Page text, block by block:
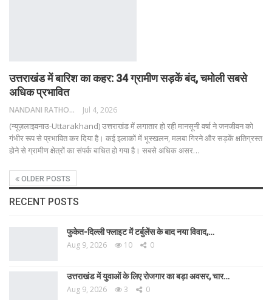
उत्तराखंड में बारिश का कहर: 34 ग्रामीण सड़कें बंद, चमोली सबसे
अधिक प्रभावित
NANDANI RATHORE Jul 4, 2026
(न्यूज़लाइवनाउ-Uttarakhand) उत्तराखंड में लगातार हो रही मानसूनी वर्षा ने जनजीवन को
गंभीर रूप से प्रभावित कर दिया है। कई इलाकों में भूस्खलन, मलबा गिरने और सड़कें क्षतिग्रस्त
होने से ग्रामीण क्षेत्रों का संपर्क बाधित हो गया है। सबसे अधिक असर…
OLDER POSTS
RECENT POSTS
फुकेत-दिल्ली फ्लाइट में टर्बुलेंस के बाद नया विवाद,…
Aug 9, 2026 10 0
उत्तराखंड में युवाओं के लिए रोजगार का बड़ा अवसर, चार…
Aug 9, 2026 3 0